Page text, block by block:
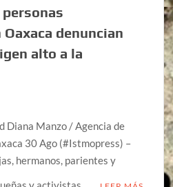
denuncian
alto a la
Diana Manzo / Agencia de
30 Ago (#Istmopress) –
hermanos, parientes y